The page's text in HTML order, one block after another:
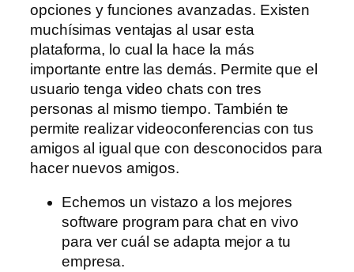
opciones y funciones avanzadas. Existen
muchísimas ventajas al usar esta
plataforma, lo cual la hace la más
importante entre las demás. Permite que el
usuario tenga video chats con tres
personas al mismo tiempo. También te
permite realizar videoconferencias con tus
amigos al igual que con desconocidos para
hacer nuevos amigos.
Echemos un vistazo a los mejores
software program para chat en vivo
para ver cuál se adapta mejor a tu
empresa.